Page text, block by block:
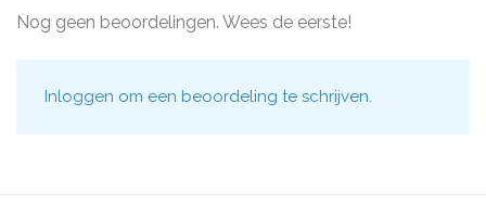
Nog geen beoordelingen. Wees de eerste!
Inloggen om een beoordeling te schrijven.